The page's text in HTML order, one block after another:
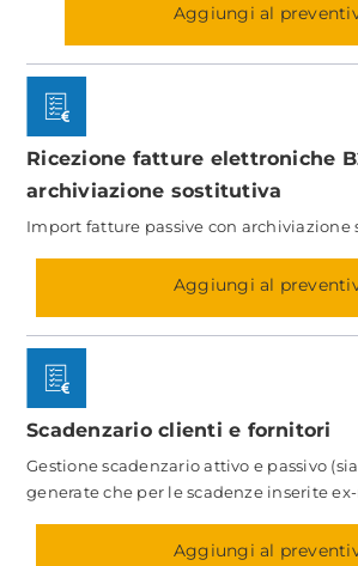
Aggiungi al
Ricezione fatture elettroniche
archiviazione sostitutiva
Import fatture passive con archiviazione
Aggiungi al
Scadenzario clienti e fornitori
Gestione scadenzario attivo e passivo
generate che per le scadenze inserite ex-
Aggiungi al